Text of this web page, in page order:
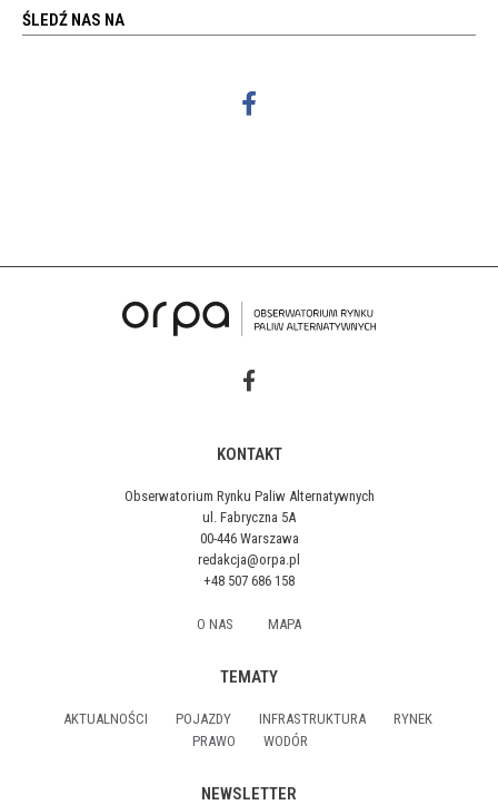
ŚLEDŹ NAS NA
KONTAKT
Obserwatorium Rynku Paliw Alternatywnych
ul. Fabryczna 5A
00-446 Warszawa
redakcja@orpa.pl
+48 507 686 158
O NAS MAPA
TEMATY
AKTUALNOŚCI POJAZDY INFRASTRUKTURA
RYNEK
PRAWO
WODÓR
NEWSLETTER